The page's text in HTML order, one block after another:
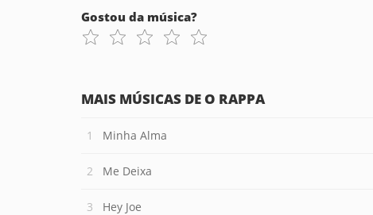
Gostou da música?
MAIS MÚSICAS DE O RAPPA
Minha Alma
Me Deixa
Hey Joe